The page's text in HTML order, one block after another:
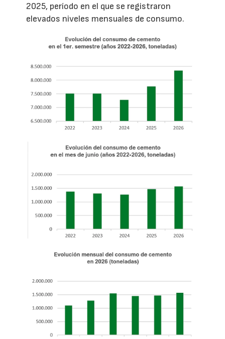
2025, período en el que se registraron
elevados niveles mensuales de consumo.